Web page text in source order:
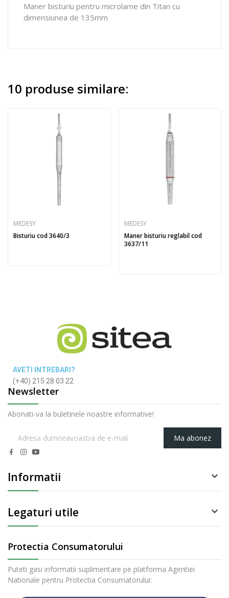
Maner bisturiu pentru microlame din Titan cu
dimensiunea de 135mm
10 produse similare:
MEDESY
Bisturiu cod 3640/3
MEDESY
Maner bisturiu reglabil cod
3637/11
AVETI INTREBARI?
(+40) 215 28 03 22
Newsletter
Abonati-va la buletinele noastre informative!
Ma abonez
Informatii 
Legaturi utile 
Protectia Consumatorului
Puteti gasi informatii suplimentare pe platforma Agentiei
Nationale pentru Protectia Consumatorului: